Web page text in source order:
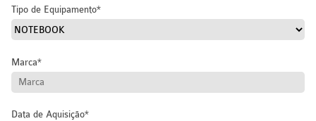
Tipo de Equipamento
Marca
Data de Aquisição